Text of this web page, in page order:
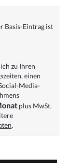
Basis-Eintrag ist
zu Ihren
einen
Media-
plus MwSt.
.